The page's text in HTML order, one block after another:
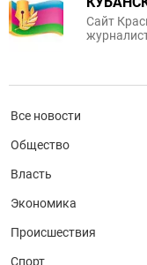
Сайт
Все новости
Общество
Власть
Экономика
Происшествия
Спорт